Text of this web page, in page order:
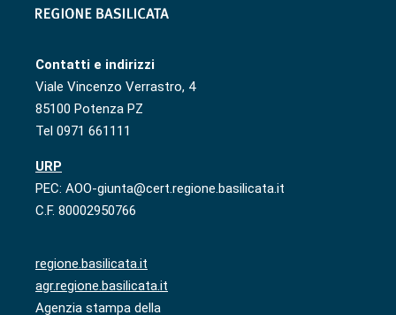
Contatti e indirizzi
Viale Vincenzo Verrastro, 4
85100 Potenza PZ
Tel 0971 661111
URP
PEC: AOO-giunta@cert.regione.basilicata.it
C.F. 80002950766
regione.basilicata.it
agr.regione.basilicata.it
Agenzia stampa della